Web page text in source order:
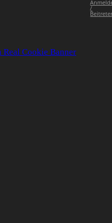
/
Real Cookie Banner